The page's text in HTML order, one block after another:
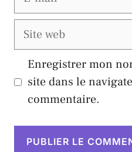
Site
Enregistrer mon
site dans le
commentaire.